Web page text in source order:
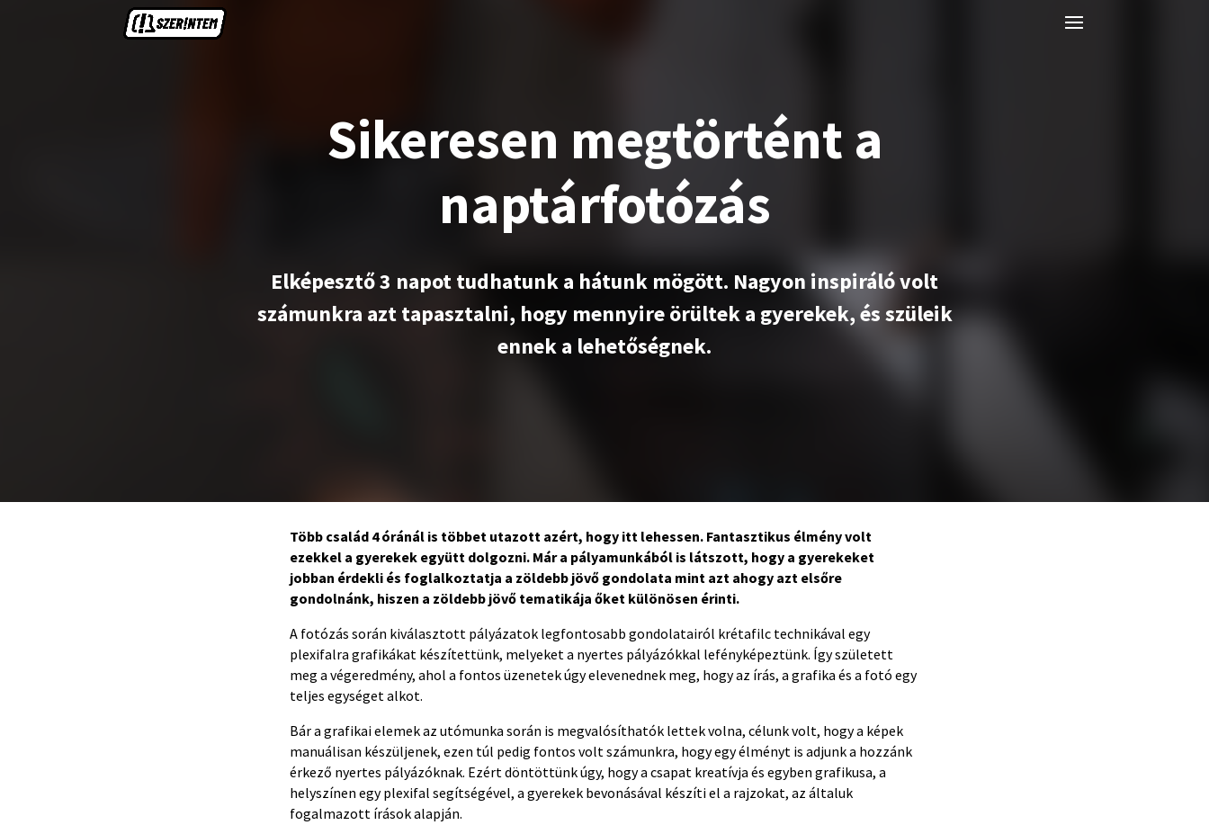
Sikeresen megtörtént a
naptárfotózás
Elképesztő 3 napot tudhatunk a hátunk mögött. Nagyon inspiráló volt
számunkra azt tapasztalni, hogy mennyire örültek a gyerekek, és szüleik
ennek a lehetőségnek.
Több család 4 óránál is többet utazott azért, hogy itt lehessen. Fantasztikus élmény volt
ezekkel a gyerekek együtt dolgozni. Már a pályamunkából is látszott, hogy a gyerekeket
jobban érdekli és foglalkoztatja a zöldebb jövő gondolata mint azt ahogy azt elsőre
gondolnánk, hiszen a zöldebb jövő tematikája őket különösen érinti.
A fotózás során kiválasztott pályázatok legfontosabb gondolatairól krétafilc technikával egy
plexifalra grafikákat készítettünk, melyeket a nyertes pályázókkal lefényképeztünk. Így született
meg a végeredmény, ahol a fontos üzenetek úgy elevenednek meg, hogy az írás, a grafika és a fotó egy
teljes egységet alkot.
Bár a grafikai elemek az utómunka során is megvalósíthatók lettek volna, célunk volt, hogy a képek
manuálisan készüljenek, ezen túl pedig fontos volt számunkra, hogy egy élményt is adjunk a hozzánk
érkező nyertes pályázóknak. Ezért döntöttünk úgy, hogy a csapat kreatívja és egyben grafikusa, a
helyszínen egy plexifal segítségével, a gyerekek bevonásával készíti el a rajzokat, az általuk
fogalmazott írások alapján.